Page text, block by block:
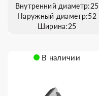
Внутренний диаметр:25
Наружный диаметр:52
Ширина:25
В наличии